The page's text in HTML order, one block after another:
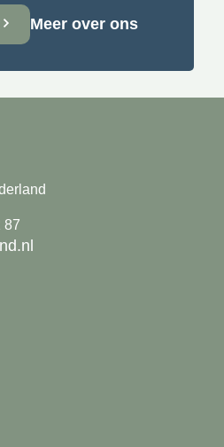
Meer over ons
87